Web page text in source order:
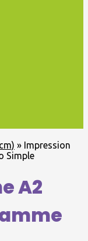
» Impression
Simple
A2